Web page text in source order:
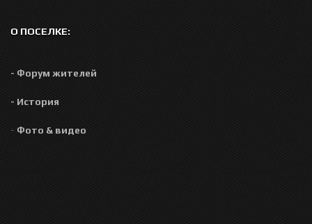
О ПОСЕЛКЕ:
- Форум жителей
- История
- Фото & видео